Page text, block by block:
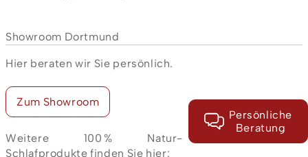
Persönliche
Beratung
Showroom Dortmund
Hier beraten wir Sie persönlich.
Zum Showroom
Weitere 100 % Natur-
Schlafprodukte finden Sie hier: